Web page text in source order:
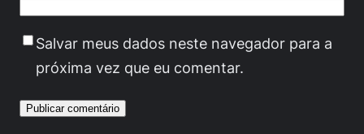
Salvar meus dados neste navegador para a
próxima vez que eu comentar.